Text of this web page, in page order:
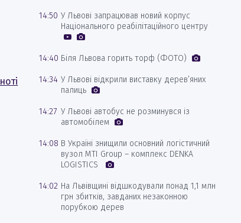
14:50 У Львові запрацював новий корпус
Національного реабілітаційного центру
14:40 Біля Львова горить торф (ФОТО)
14:34 У Львові відкрили виставку дерев’яних
палиць
14:27 У Львові автобус не розминувся із
автомобілем
14:08 В Україні знищили основний логістичний
вузол MTI Group – комплекс DENKA
LOGISTICS
14:02 На Львівщині відшкодували понад 1,1 млн
грн збитків, завданих незаконною
порубкою дерев